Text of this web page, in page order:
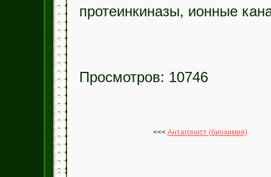
протеинкиназы, ионные
Просмотров: 10746
<<< Антагонист (биохимия)